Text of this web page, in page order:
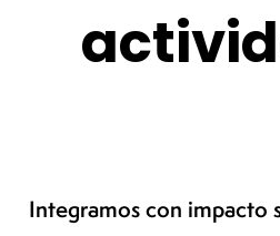
Integramos con impacto